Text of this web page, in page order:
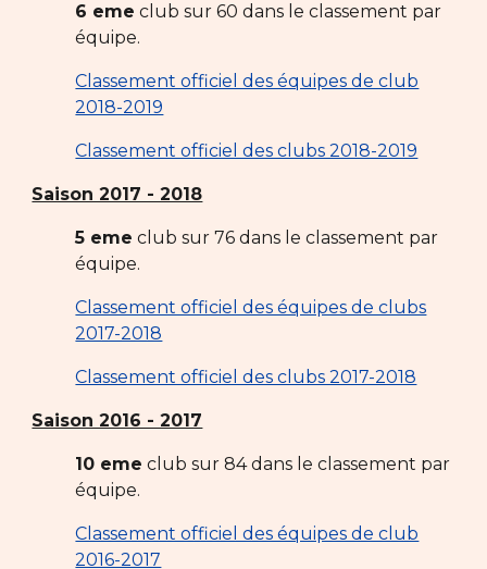
6 eme club sur 60 dans le classement par
équipe.
Classement officiel des équipes de club
2018-2019
Classement officiel des clubs 2018-2019
Saison 2017 - 2018
5 eme club sur 76 dans le classement par
équipe.
Classement officiel des équipes de clubs
2017-2018
Classement officiel des clubs 2017-2018
Saison 2016 - 2017
10 eme club sur 84 dans le classement par
équipe.
Classement officiel des équipes de club
2016-2017